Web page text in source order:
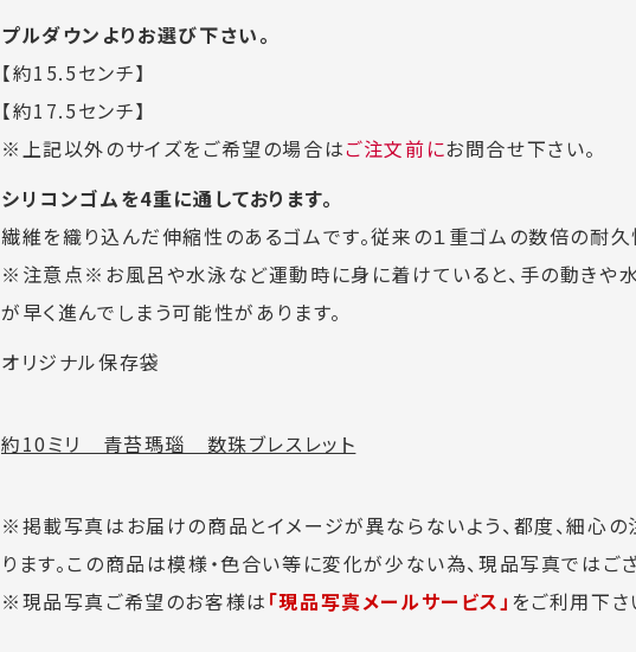
プルダウンよりお選び下さい。
【約15.5センチ】
【約17.5センチ】
※上記以外のサイズをご希望の場合はご注文前にお問合せ下さい。
シリコンゴムを4重に通しております。
繊維を織り込んだ伸縮性のあるゴムです。従来の１重ゴムの数倍の耐久
※注意点※お風呂や水泳など運動時に身に着けていると、手の動きや
が早く進んでしまう可能性があります。
オリジナル保存袋
約10ミリ 青苔瑪瑙 数珠ブレスレット
※掲載写真はお届けの商品とイメージが異ならないよう、都度、細心
ります。この商品は模様・色合い等に変化が少ない為、現品写真ではご
※現品写真ご希望のお客様は 「現品写真メールサービス」 をご利用下さ